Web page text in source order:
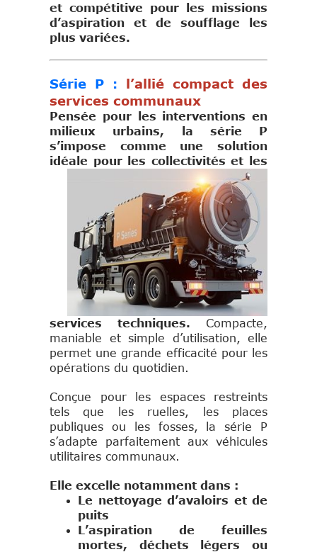
et compétitive pour les missions
d’aspiration et de soufflage les
plus variées.
Série P : l’allié compact des
services communaux
Pensée pour les interventions en
milieux urbains, la série P
s’impose comme une solution
idéale pour les collectivités et les
services techniques. Compacte,
maniable et simple d’utilisation, elle
permet une grande efficacité pour les
opérations du quotidien.
Conçue pour les espaces restreints
tels que les ruelles, les places
publiques ou les fosses, la série P
s’adapte parfaitement aux véhicules
utilitaires communaux.
Elle excelle notamment dans :
Le nettoyage d’avaloirs et de
puits
L’aspiration de feuilles
mortes, déchets légers ou